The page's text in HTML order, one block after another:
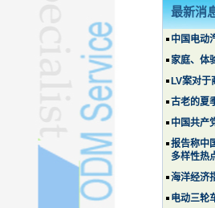
最新消
中国电动
家庭、体
LV案对于
古老的夏
中国共产
报告称中
多样性热
海洋经济
电动三轮